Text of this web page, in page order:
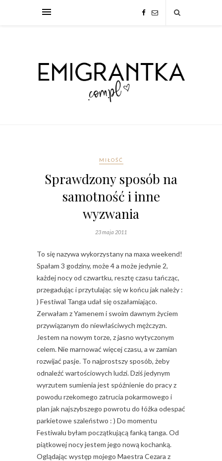
MIŁOŚĆ
Sprawdzony sposób na
samotność i inne
wyzwania
23 maja 2011
To się nazywa wykorzystany na maxa weekend!
Spałam 3 godziny, może 4 a może jedynie 2,
każdej nocy od czwartku, resztę czasu tańcząc,
przegadując i przytulając się w końcu jak należy :
) Festiwal Tanga udał się oszałamiająco.
Zerwałam z Yamenem i swoim dawnym życiem
przywiązanym do niewłaściwych mężczyzn.
Jestem na nowym torze, z jasno wytyczonym
celem. Nie marnować więcej czasu, a w zamian
rozwijać pasje. To najprostszy sposób, żeby
odnaleźć wartościowych ludzi. Dziś jedynym
wyrzutem sumienia jest spóźnienie do pracy z
powodu rzekomego zatrucia pokarmowego i
plan jak najszybszego powrotu do łóżka odespać
parkietowe szaleństwo : ) Do momentu
Festiwalu byłam początkującą fanką tanga. Od
piątkowej nocy jestem jego nową kochanką.
Oglądając występ mojego Maestra Cezara z